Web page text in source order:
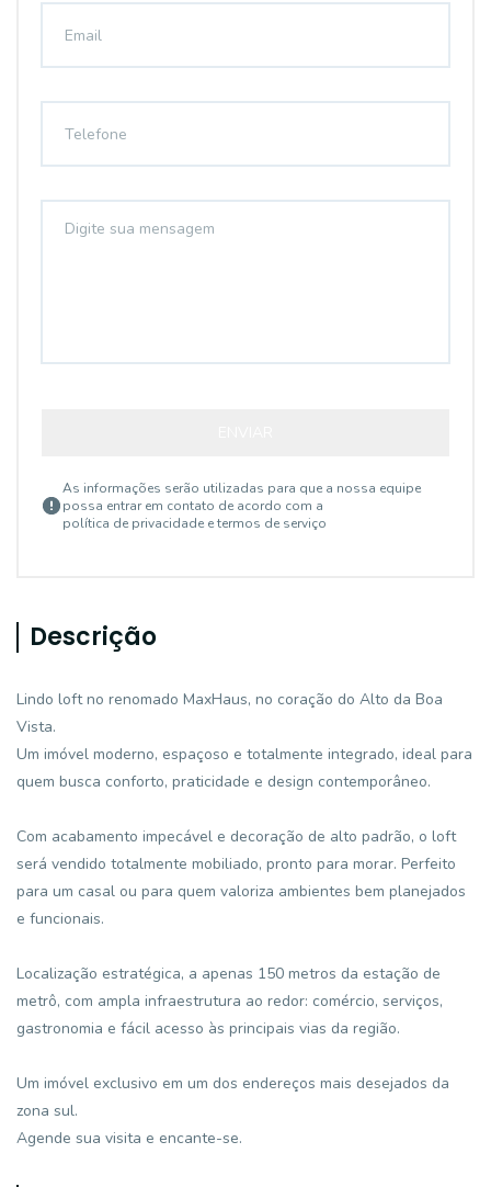
As informações serão utilizadas para que a nossa equipe
possa entrar em contato de acordo com a
política de privacidade e termos de serviço
Descrição
Lindo loft no renomado MaxHaus, no coração do Alto da Boa
Vista.
Um imóvel moderno, espaçoso e totalmente integrado, ideal para
quem busca conforto, praticidade e design contemporâneo.
Com acabamento impecável e decoração de alto padrão, o loft
será vendido totalmente mobiliado, pronto para morar. Perfeito
para um casal ou para quem valoriza ambientes bem planejados
e funcionais.
Localização estratégica, a apenas 150 metros da estação de
metrô, com ampla infraestrutura ao redor: comércio, serviços,
gastronomia e fácil acesso às principais vias da região.
Um imóvel exclusivo em um dos endereços mais desejados da
zona sul.
Agende sua visita e encante-se.